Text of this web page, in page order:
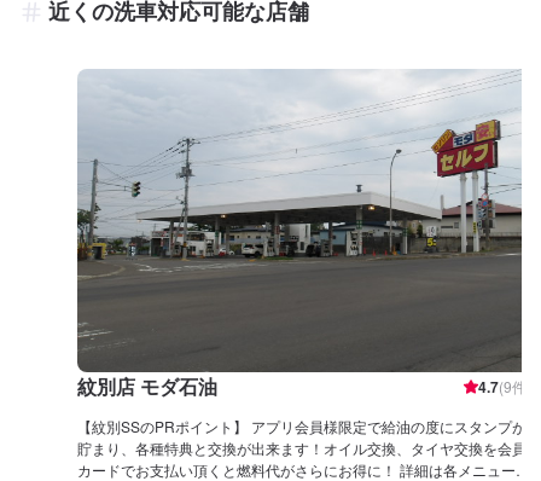
近くの洗車対応可能な店舗
紋別店 モダ石油 4.7(9件)
【紋別SSのPRポイント】 アプリ会員様限定で給油の度にスタンプが
貯まり、各種特典と交換が出来ます！オイル交換、タイヤ交換を会員
カードでお支払い頂くと燃料代がさらにお得に！ 詳細は各メニューペ